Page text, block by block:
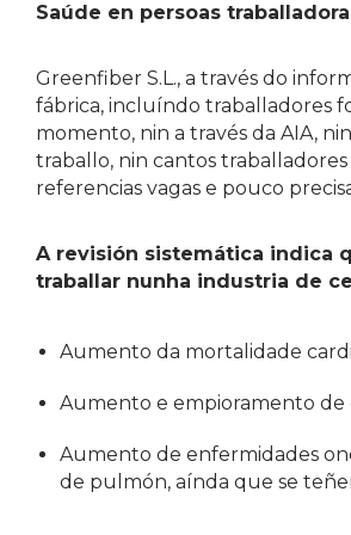
Saúde en persoas
Greenfiber S.L., a través do
fábrica, incluíndo traballadores
momento, nin a través da AIA,
traballo, nin cantos
referencias vagas e pouco
A revisión sistemática indica
traballar nunha industria de
Aumento da mortalidade
Aumento e empioramento de
Aumento de enfermidades
de pulmón, aínda que se